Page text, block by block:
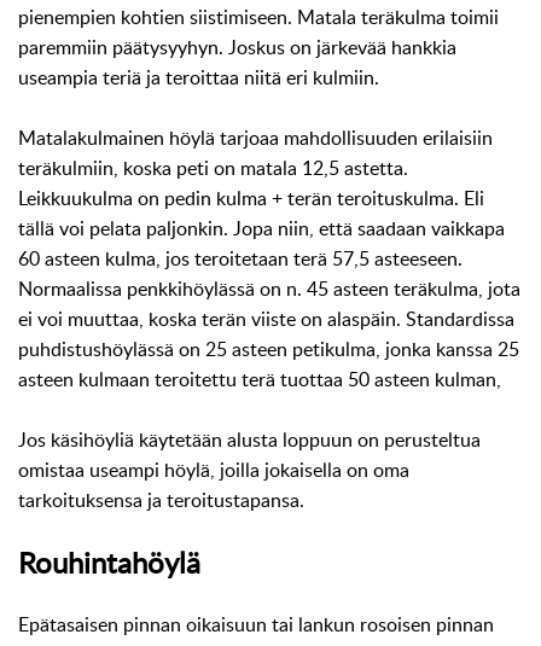
pienempien kohtien siistimiseen. Matala teräkulma toimii
paremmiin päätysyyhyn. Joskus on järkevää hankkia
useampia teriä ja teroittaa niitä eri kulmiin.
Matalakulmainen höylä tarjoaa mahdollisuuden erilaisiin
teräkulmiin, koska peti on matala 12,5 astetta.
Leikkuukulma on pedin kulma + terän teroituskulma. Eli
tällä voi pelata paljonkin. Jopa niin, että saadaan vaikkapa
60 asteen kulma, jos teroitetaan terä 57,5 asteeseen.
Normaalissa penkkihöylässä on n. 45 asteen teräkulma, jota
ei voi muuttaa, koska terän viiste on alaspäin. Standardissa
puhdistushöylässä on 25 asteen petikulma, jonka kanssa 25
asteen kulmaan teroitettu terä tuottaa 50 asteen kulman,
Jos käsihöyliä käytetään alusta loppuun on perusteltua
omistaa useampi höylä, joilla jokaisella on oma
tarkoituksensa ja teroitustapansa.
Rouhintahöylä
Epätasaisen pinnan oikaisuun tai lankun rosoisen pinnan